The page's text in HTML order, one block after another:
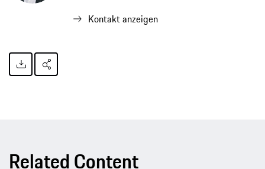
Kontakt anzeigen
Related Content